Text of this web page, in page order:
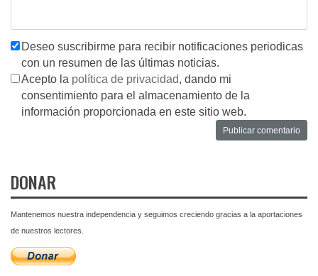
Deseo suscribirme para recibir notificaciones periodicas
con un resumen de las últimas noticias.
Acepto la política de privacidad, dando mi
consentimiento para el almacenamiento de la
información proporcionada en este sitio web.
DONAR
Mantenemos nuestra independencia y seguimos creciendo gracias a la aportaciones
de nuestros lectores.